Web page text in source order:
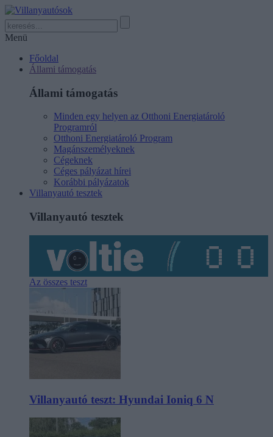
Menü
Főoldal
Állami támogatás
Állami támogatás
Minden egy helyen az Otthoni Energiatároló
Programról
Otthoni Energiatároló Program
Magánszemélyeknek
Cégeknek
Céges pályázat hírei
Korábbi pályázatok
Villanyautó tesztek
Villanyautó tesztek
Az összes teszt
Villanyautó teszt: Hyundai Ioniq 6 N